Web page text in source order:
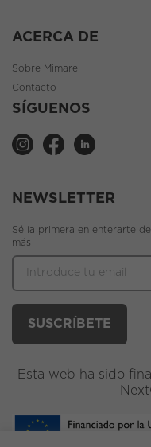
ACERCA DE
Sobre Mimare
Contacto
SÍGUENOS
NEWSLETTER
Sé la primera en enterarte
más
Esta web ha sido